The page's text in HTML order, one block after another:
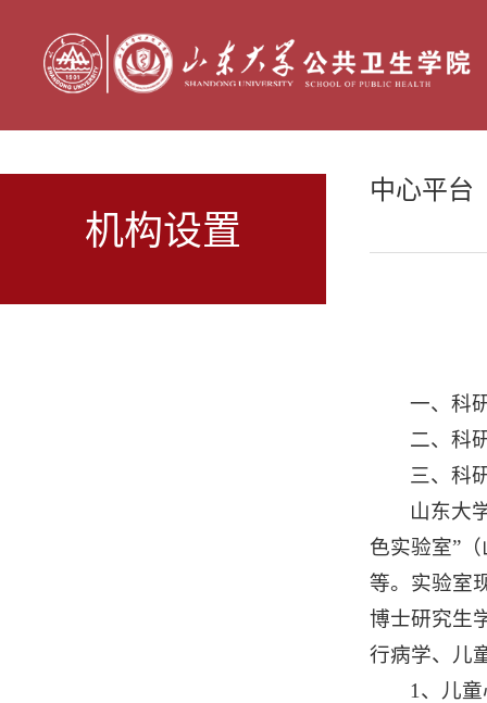
机构设置
中心平台
一、科
二、科
三、科
山东大
色实验室”
等。实验室
博士研究生
行病学、儿
1、儿